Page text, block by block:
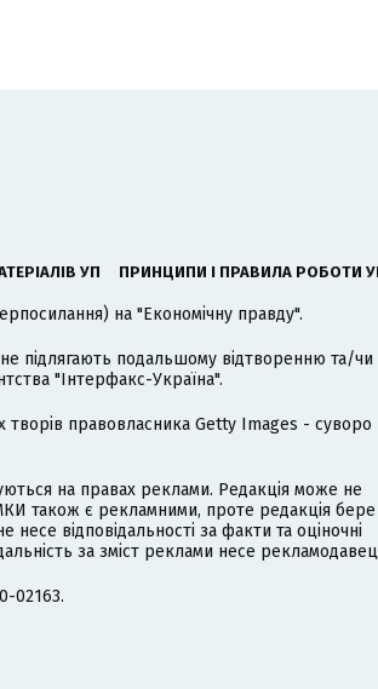
УП ПРИНЦИПИ І ПРАВИЛА РОБОТИ
на "Економічну правду".
підлягають подальшому відтворенню та/чи
"Інтерфакс-Україна".
творів правовласника Getty Images - суворо
на правах реклами. Редакція може не
також є рекламними, проте редакція бере
несе відповідальності за факти та оціночні
за зміст реклами несе
02163.